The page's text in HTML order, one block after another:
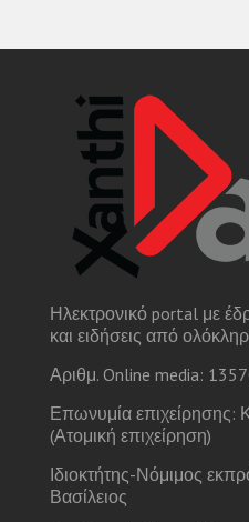
Ηλεκτρονικό portal με
και ειδήσεις από
Αριθμ. Online media:
Επωνυμία επιχείρησης:
(Ατομική επιχείρηση)
Ιδιοκτήτης-Νόμιμος
Βασίλειος